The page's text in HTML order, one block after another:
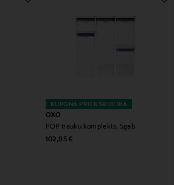
KUPONA PRIEKŠROCĪBA
OXO
POP trauku komplekts, 5gab.
Original Price
102,95 €